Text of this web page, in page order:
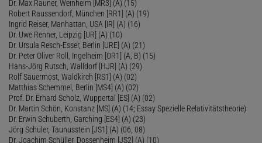
Dr. Max Rauner, Weinheim [MR3] (A) (15)
Robert Raussendorf, München [RR1] (A) (19)
Ingrid Reiser, Manhattan, USA [IR] (A) (16)
Dr. Uwe Renner, Leipzig [UR] (A) (10)
Dr. Ursula Resch-Esser, Berlin [URE] (A) (21)
Dr. Peter Oliver Roll, Ingelheim [OR1] (A, B) (15)
Hans-Jörg Rutsch, Walldorf [HJR] (A) (29)
Rolf Sauermost, Waldkirch [RS1] (A) (02)
Matthias Schemmel, Berlin [MS4] (A) (02)
Prof. Dr. Erhard Scholz, Wuppertal [ES] (A) (02)
Dr. Martin Schön, Konstanz [MS] (A) (14; Essay Spezielle Relativitätstheorie)
Dr. Erwin Schuberth, Garching [ES4] (A) (23)
Jörg Schuler, Taunusstein [JS1] (A) (06, 08)
Dr. Joachim Schüller, Dossenheim [JS2] (A) (10)